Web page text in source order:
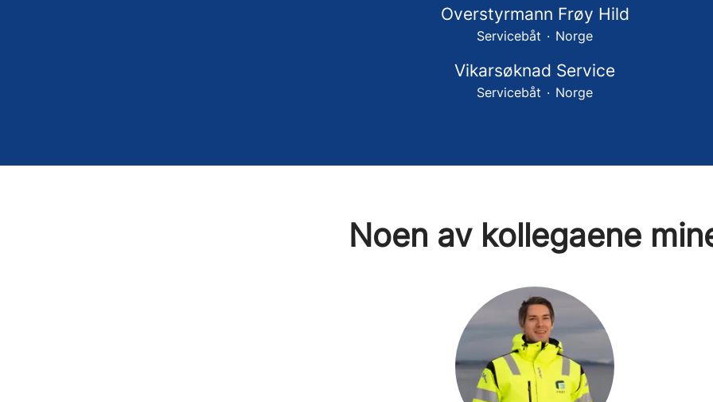
Overstyrmann Frøy Hild
Servicebåt · Norge
Vikarsøknad Service
Servicebåt · Norge
Noen av kollegaene